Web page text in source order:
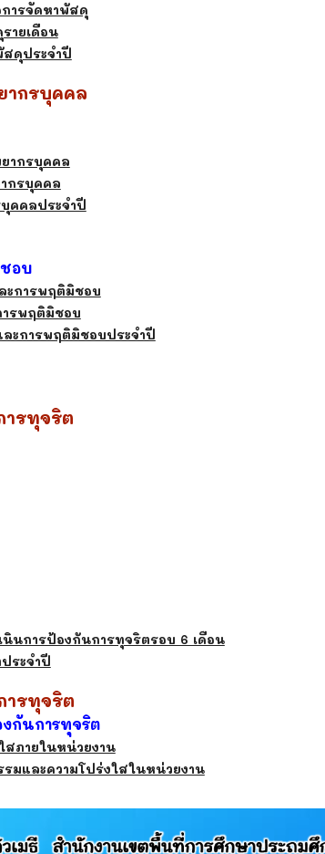
การจัดหาพัสดุ
ายเดือน
สดุประจำปี
กรบุคคล
ากรบุคคล
กรบุคคล
คคลประจำปี
ชอบ
ะการพฤติมิชอบ
ารพฤติมิชอบ
ละการพฤติมิชอบประจำปี
ารทุจริต
นินการป้องกันการทุจริตรอบ 6 เดือน
ระจำปี
ารทุจริต
งกันการทุจริต
สภายในหน่วยงาน
มและความโปร่งใสในหน่วยงาน